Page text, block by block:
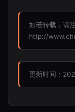
如若转载，请
http://
更新时间：